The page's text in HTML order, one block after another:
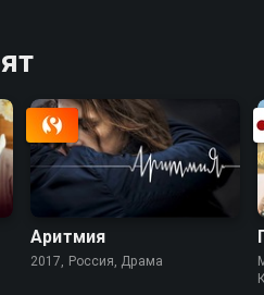
Аритмия
2017, Россия, Драма